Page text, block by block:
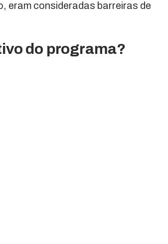
eram consideradas barreiras de
do programa?